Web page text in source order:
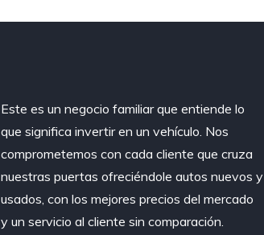
Este es un negocio familiar que entiende lo
que significa invertir en un vehículo. Nos
comprometemos con cada cliente que cruza
nuestras puertas ofreciéndole autos nuevos y
usados, con los mejores precios del mercado
y un servicio al cliente sin comparación.